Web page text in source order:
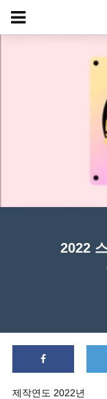
2022
제작연도 2022년